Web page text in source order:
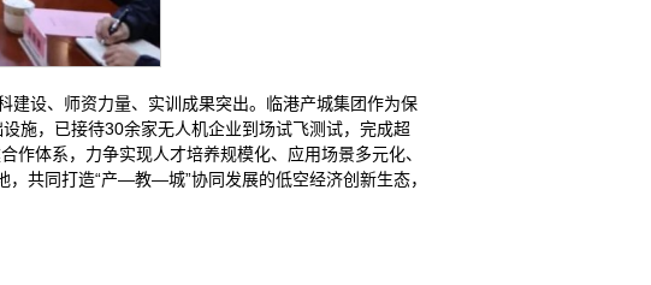
设、师资力量、实训成果突出。临港产城集团作为保
施，已接待30余家无人机企业到场试飞测试，完成超
体系，力争实现人才培养规模化、应用场景多元化、
共同打造“产—教—城”协同发展的低空经济创新生态，